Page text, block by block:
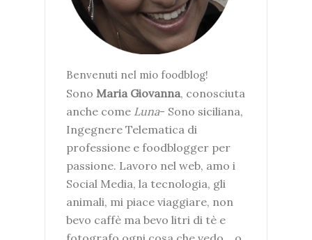
Benvenuti nel mio foodblog!
Sono Maria Giovanna, conosciuta
anche come Luna- Sono siciliana,
Ingegnere Telematica di
professione e foodblogger per
passione. Lavoro nel web, amo i
Social Media, la tecnologia, gli
animali, mi piace viaggiare, non
bevo caffè ma bevo litri di tè e